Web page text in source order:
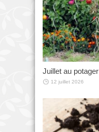
Juillet au potager
12 juillet 2026